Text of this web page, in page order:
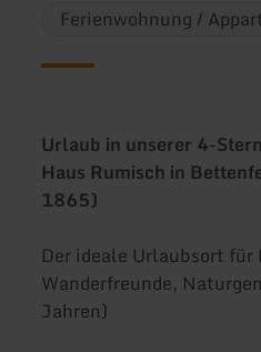
Ferienwohnung /
Urlaub in unserer 4-
Haus Rumisch in
1865)
Der ideale Urlaubsort für
Wanderfreunde,
Jahren)